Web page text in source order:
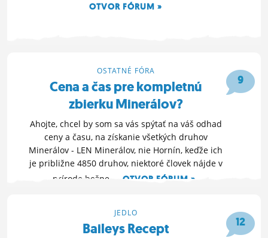
OTVOR FÓRUM »
9
OSTATNÉ FÓRA
Cena a čas pre kompletnú
zbierku Minerálov?
Ahojte, chcel by som sa vás spýtať na váš odhad
ceny a času, na získanie všetkých druhov
Minerálov - LEN Minerálov, nie Hornín, keďže ich
je približne 4850 druhov, niektoré človek nájde v
prírode bežne...
OTVOR FÓRUM »
12
JEDLO
Baileys Recept